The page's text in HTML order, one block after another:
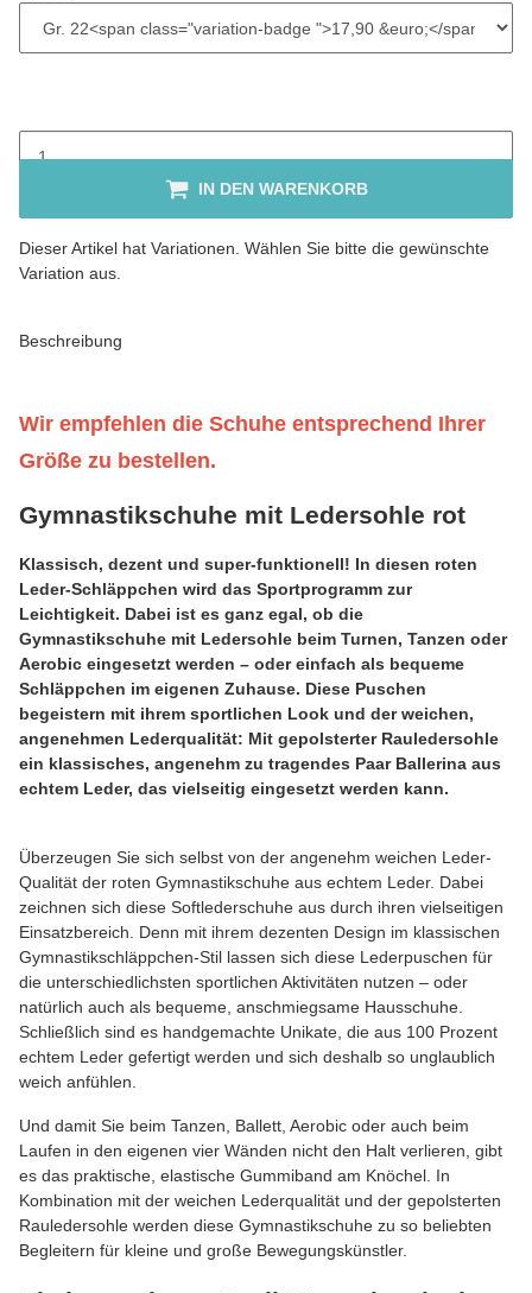
IN DEN WARENKORB
x
Dieser Artikel hat Variationen. Wählen Sie bitte die gewünschte
Variation aus.
Beschreibung
Wir empfehlen die Schuhe entsprechend Ihrer
Größe zu bestellen.
Gymnastikschuhe mit Ledersohle rot
Klassisch, dezent und super-funktionell! In diesen roten
Leder-Schläppchen wird das Sportprogramm zur
Leichtigkeit. Dabei ist es ganz egal, ob die
Gymnastikschuhe mit Ledersohle beim Turnen, Tanzen oder
Aerobic eingesetzt werden – oder einfach als bequeme
Schläppchen im eigenen Zuhause. Diese Puschen
begeistern mit ihrem sportlichen Look und der weichen,
angenehmen Lederqualität: Mit gepolsterter Rauledersohle
ein klassisches, angenehm zu tragendes Paar Ballerina aus
echtem Leder, das vielseitig eingesetzt werden kann.
Überzeugen Sie sich selbst von der angenehm weichen Leder-
Qualität der roten Gymnastikschuhe aus echtem Leder. Dabei
zeichnen sich diese Softlederschuhe aus durch ihren vielseitigen
Einsatzbereich. Denn mit ihrem dezenten Design im klassischen
Gymnastikschläppchen-Stil lassen sich diese Lederpuschen für
die unterschiedlichsten sportlichen Aktivitäten nutzen – oder
natürlich auch als bequeme, anschmiegsame Hausschuhe.
Schließlich sind es handgemachte Unikate, die aus 100 Prozent
echtem Leder gefertigt werden und sich deshalb so unglaublich
weich anfühlen.
Und damit Sie beim Tanzen, Ballett, Aerobic oder auch beim
Laufen in den eigenen vier Wänden nicht den Halt verlieren, gibt
es das praktische, elastische Gummiband am Knöchel. In
Kombination mit der weichen Lederqualität und der gepolsterten
Rauledersohle werden diese Gymnastikschuhe zu so beliebten
Begleitern für kleine und große Bewegungskünstler.